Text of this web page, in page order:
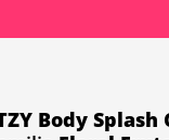
Body